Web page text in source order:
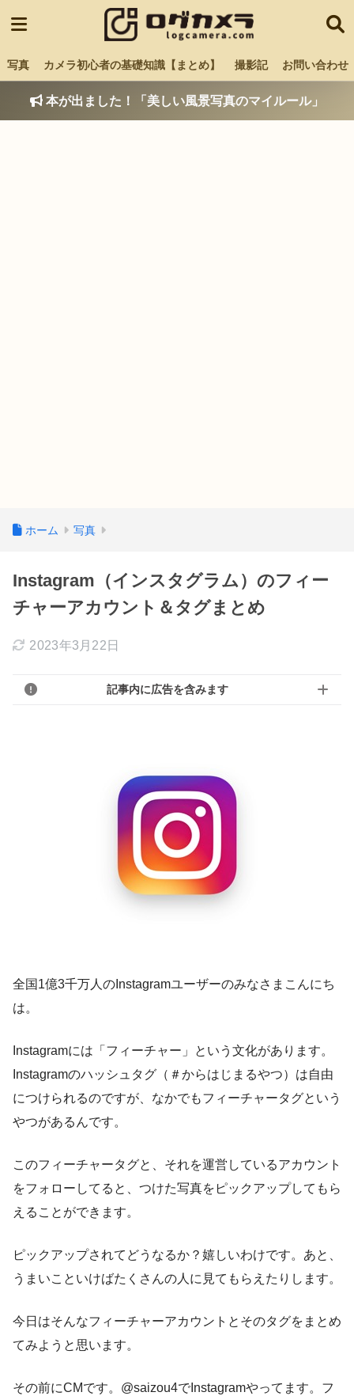
写真 カメラ初心者の基礎知識【まとめ】 撮影記 お問い合わせ
本が出ました！「美しい風景写真のマイルール」
ホーム 写真
Instagram（インスタグラム）のフィー
チャーアカウント＆タグまとめ
2023年3月22日
記事内に広告を含みます
全国1億3千万人のInstagramユーザーのみなさまこんにち
は。
Instagramには「フィーチャー」という文化があります。
Instagramのハッシュタグ（＃からはじまるやつ）は自由
につけられるのですが、なかでもフィーチャータグという
やつがあるんです。
このフィーチャータグと、それを運営しているアカウント
をフォローしてると、つけた写真をピックアップしてもら
えることができます。
ピックアップされてどうなるか？嬉しいわけです。あと、
うまいこといけばたくさんの人に見てもらえたりします。
今日はそんなフィーチャーアカウントとそのタグをまとめ
てみようと思います。
その前にCMです。@saizou4でInstagramやってます。フ